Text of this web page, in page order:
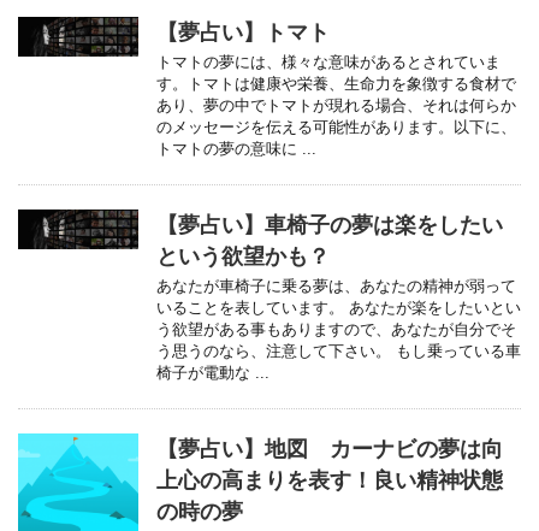
【夢占い】トマト
トマトの夢には、様々な意味があるとされていま
す。トマトは健康や栄養、生命力を象徴する食材で
あり、夢の中でトマトが現れる場合、それは何らか
のメッセージを伝える可能性があります。以下に、
トマトの夢の意味に ...
【夢占い】車椅子の夢は楽をしたい
という欲望かも？
あなたが車椅子に乗る夢は、あなたの精神が弱って
いることを表しています。 あなたが楽をしたいとい
う欲望がある事もありますので、あなたが自分でそ
う思うのなら、注意して下さい。 もし乗っている車
椅子が電動な ...
【夢占い】地図 カーナビの夢は向
上心の高まりを表す！良い精神状態
の時の夢